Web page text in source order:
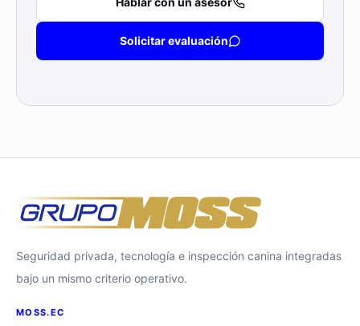
Solicitar evaluación
Seguridad privada, tecnología e inspección canina integradas
bajo un mismo criterio operativo.
MOSS.EC